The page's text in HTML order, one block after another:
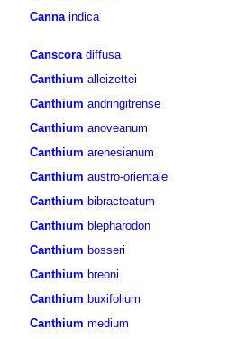
Canna indica
Canscora diffusa
Canthium alleizettei
Canthium andringitrense
Canthium anoveanum
Canthium arenesianum
Canthium austro-orientale
Canthium bibracteatum
Canthium blepharodon
Canthium bosseri
Canthium breoni
Canthium buxifolium
Canthium medium